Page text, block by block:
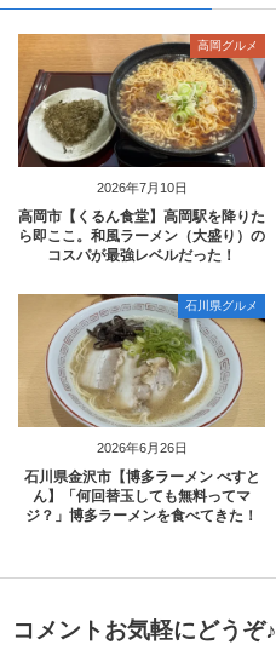
2026年7月10日
高岡グルメ
高岡市【くるん食堂】高岡駅を降りた
ら即ここ。和風ラーメン（大盛り）の
コスパが最強レベルだった！
2026年6月26日
石川県グルメ
石川県金沢市【博多ラーメン べすと
ん】「何回替玉しても無料ってマ
ジ？」博多ラーメンを食べてきた！
コメントお気軽にどうぞ♪